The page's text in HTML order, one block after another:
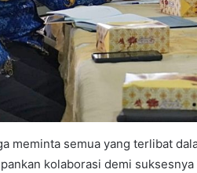
meminta semua yang terlibat
kolaborasi demi